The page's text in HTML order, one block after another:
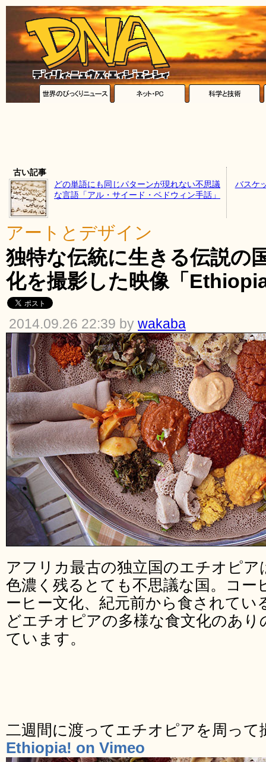
古い記事
どの単語にも同じパターンが現れない不思議
な言語「アル・サイード・ベドウィン手話」
バスケ
アートとデザイン
独特な伝統に生きる伝説の
化を撮影した映像「
2014.09.26 22:39 by wakaba
アフリカ最古の独立国のエチオピア
色濃く残るとても不思議な国。コー
ーヒー文化、紀元前から食されてい
どエチオピアの多様な食文化のあ
ています。
二週間に渡ってエチオピアを周って
Ethiopia! on Vimeo